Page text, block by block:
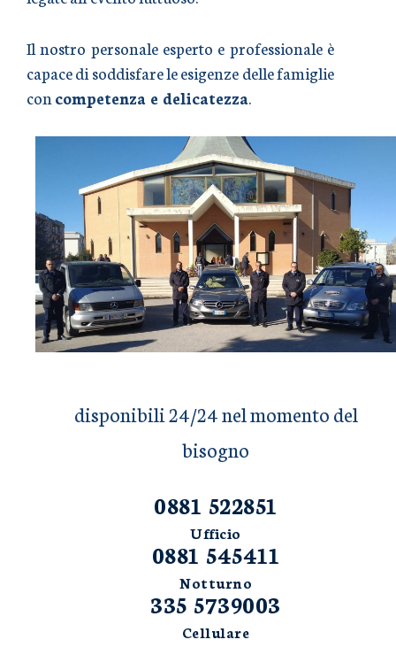
Il nostro personale esperto e professionale è
capace di soddisfare le esigenze delle famiglie
con competenza e delicatezza.
disponibili 24/24 nel momento del
bisogno
0881 522851
Ufficio
0881 545411
Notturno
335 5739003
Cellulare